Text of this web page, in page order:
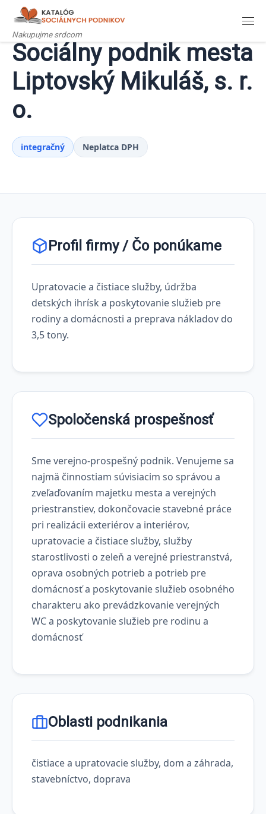
Zobraziť celý obsah
Nakupujme srdcom
Sociálny podnik mesta
Liptovský Mikuláš, s. r.
o.
integračný Neplatca DPH
Profil firmy / Čo ponúkame
Upratovacie a čistiace služby, údržba
detských ihrísk a poskytovanie služieb pre
rodiny a domácnosti a preprava nákladov do
3,5 tony.
Spoločenská prospešnosť
Sme verejno-prospešný podnik. Venujeme sa
najmä činnostiam súvisiacim so správou a
zveľaďovaním majetku mesta a verejných
priestranstiev, dokončovacie stavebné práce
pri realizácii exteriérov a interiérov,
upratovacie a čistiace služby, služby
starostlivosti o zeleň a verejné priestranstvá,
oprava osobných potrieb a potrieb pre
domácnosť a poskytovanie služieb osobného
charakteru ako prevádzkovanie verejných
WC a poskytovanie služieb pre rodinu a
domácnosť
Oblasti podnikania
čistiace a upratovacie služby, dom a záhrada,
stavebníctvo, doprava